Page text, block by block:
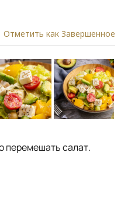
Отметить как Завершенное
перемешать салат.